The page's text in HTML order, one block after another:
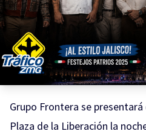
Grupo Frontera se
Plaza de la Liberación la